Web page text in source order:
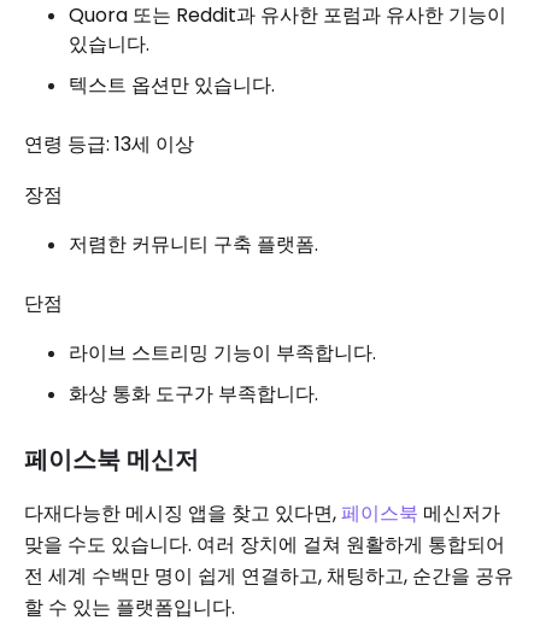
Quora 또는 Reddit과 유사한 포럼과 유사한 기능이
있습니다.
텍스트 옵션만 있습니다.
연령 등급: 13세 이상
장점
저렴한 커뮤니티 구축 플랫폼.
단점
라이브 스트리밍 기능이 부족합니다.
화상 통화 도구가 부족합니다.
페이스북 메신저
다재다능한 메시징 앱을 찾고 있다면,페이스북 메신저가
맞을 수도 있습니다. 여러 장치에 걸쳐 원활하게 통합되어
전 세계 수백만 명이 쉽게 연결하고, 채팅하고, 순간을 공유
할 수 있는 플랫폼입니다.